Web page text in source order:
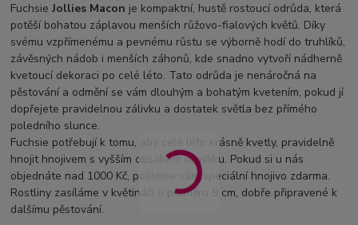
FuchsieJollies Macon je kompaktní, hustě rostoucí odrůda, která
potěší bohatou záplavou menších růžovo-fialových květů. Díky
svému vzpřímenému a pevnému růstu se výborně hodí do truhlíků,
závěsných nádob i menších záhonů, kde snadno vytvoří nádherně
kvetoucí dekoraci po celé léto. Tato odrůda je nenáročná na
pěstování a odmění se vám dlouhým a bohatým kvetením, pokud jí
dopřejete pravidelnou zálivku a dostatek světla bez přímého
poledního slunce.
Fuchsie potřebují k tomu, aby celé léto krásně kvetly, pravidelně
hnojit hnojivem s vyšším obsahem draslíku. Pokud si u nás
objednáte nad 1000 Kč, pošleme vám speciální hnojivo zdarma.
Rostliny zasíláme v květináči o průměru 9 cm, dobře připravené k
dalšímu pěstování.